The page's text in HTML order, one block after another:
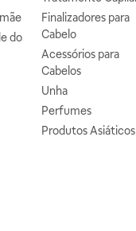
do
Finalizadores para
Cabelo
Acessórios para
Cabelos
Unha
Perfumes
Produtos Asiáticos